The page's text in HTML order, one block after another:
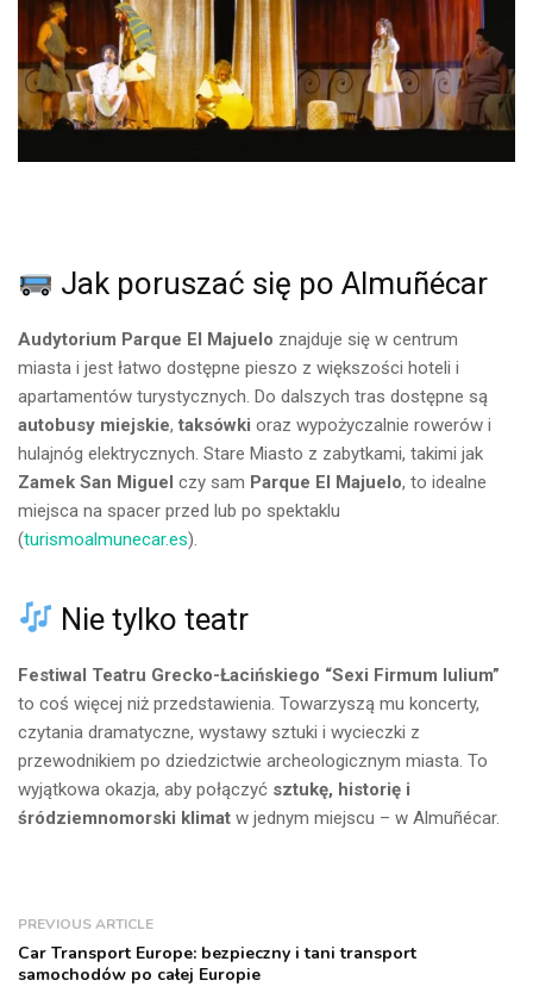
Jak poruszać się po Almuñécar
Audytorium Parque El Majuelo znajduje się w centrum
miasta i jest łatwo dostępne pieszo z większości hoteli i
apartamentów turystycznych. Do dalszych tras dostępne są
autobusy miejskie, taksówki oraz wypożyczalnie rowerów i
hulajnóg elektrycznych. Stare Miasto z zabytkami, takimi jak
Zamek San Miguel czy sam Parque El Majuelo, to idealne
miejsca na spacer przed lub po spektaklu
(turismoalmunecar.es).
Nie tylko teatr
Festiwal Teatru Grecko-Łacińskiego “Sexi Firmum Iulium”
to coś więcej niż przedstawienia. Towarzyszą mu koncerty,
czytania dramatyczne, wystawy sztuki i wycieczki z
przewodnikiem po dziedzictwie archeologicznym miasta. To
wyjątkowa okazja, aby połączyć sztukę, historię i
śródziemnomorski klimat w jednym miejscu – w Almuñécar.
PREVIOUS ARTICLE
Car Transport Europe: bezpieczny i tani transport
samochodów po całej Europie